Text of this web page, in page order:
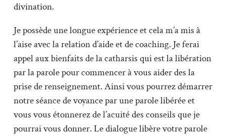
divination.
Je possède une longue expérience et cela m’a mis à
l’aise avec la relation d’aide et de coaching. Je ferai
appel aux bienfaits de la catharsis qui est la libération
par la parole pour commencer à vous aider des la
prise de renseignement. Ainsi vous pourrez démarrer
notre séance de voyance par une parole libérée et
vous vous étonnerez de l’acuité des conseils que je
pourrai vous donner. Le dialogue libère votre parole